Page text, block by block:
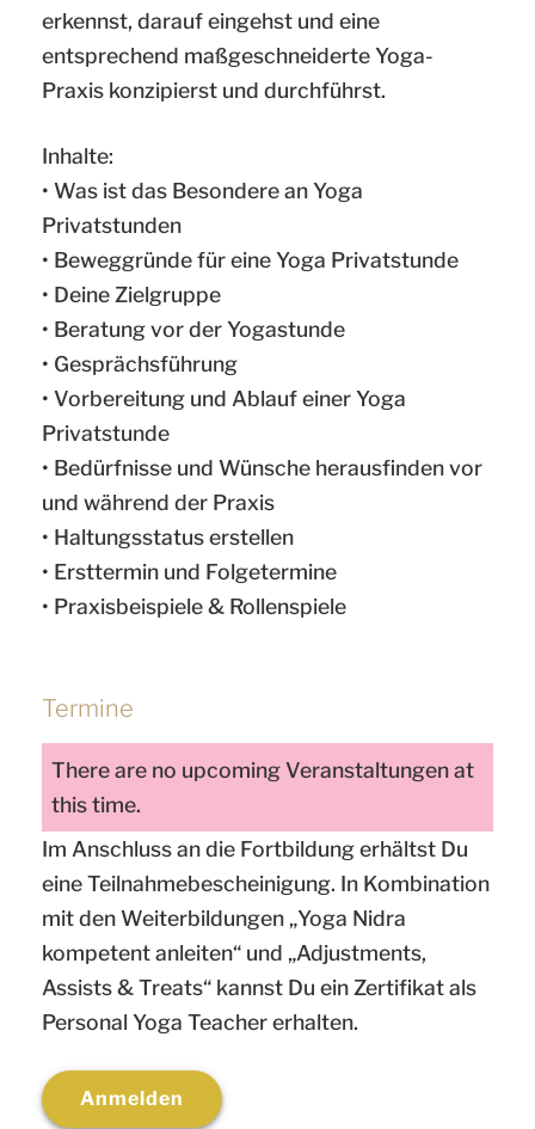
erkennst, darauf eingehst und eine
entsprechend maßgeschneiderte Yoga-
Praxis konzipierst und durchführst.
Inhalte:
• Was ist das Besondere an Yoga
Privatstunden
• Beweggründe für eine Yoga Privatstunde
• Deine Zielgruppe
• Beratung vor der Yogastunde
• Gesprächsführung
• Vorbereitung und Ablauf einer Yoga
Privatstunde
• Bedürfnisse und Wünsche herausfinden vor
und während der Praxis
• Haltungsstatus erstellen
• Ersttermin und Folgetermine
• Praxisbeispiele & Rollenspiele
Termine
There are no upcoming Veranstaltungen at
this time.
Im Anschluss an die Fortbildung erhältst Du
eine Teilnahmebescheinigung. In Kombination
mit den Weiterbildungen „Yoga Nidra
kompetent anleiten“ und „Adjustments,
Assists & Treats“ kannst Du ein Zertifikat als
Personal Yoga Teacher erhalten.
Anmelden